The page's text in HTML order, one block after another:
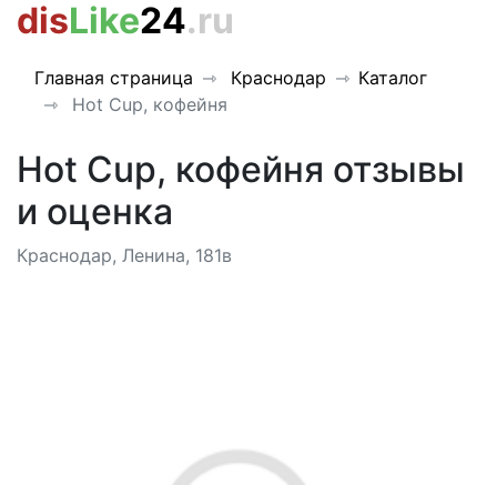
disLike24.ru
Главная страница Краснодар
Каталог
Hot Cup, кофейня
Hot Cup, кофейня отзывы
и оценка
Краснодар, Ленина, 181в